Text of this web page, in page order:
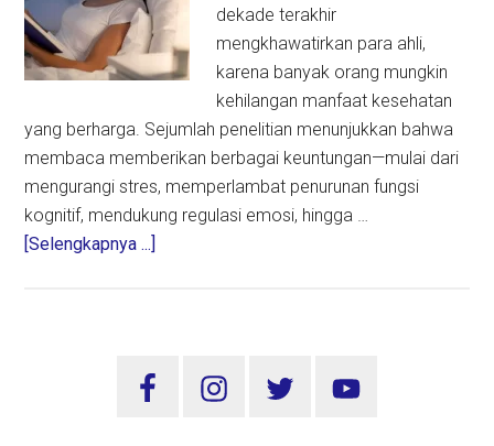
dekade terakhir
mengkhawatirkan para ahli,
karena banyak orang mungkin
kehilangan manfaat kesehatan
yang berharga. Sejumlah penelitian menunjukkan bahwa
membaca memberikan berbagai keuntungan—mulai dari
mengurangi stres, memperlambat penurunan fungsi
kognitif, mendukung regulasi emosi, hingga …
[Selengkapnya ...]
Besar
Sidebar